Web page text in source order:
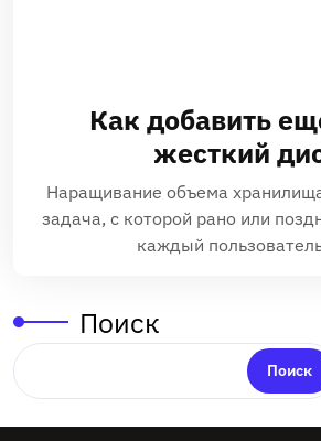
Как добавить
жесткий
Наращивание объема
задача, с которой рано или
каждый
Поиск
Поиск